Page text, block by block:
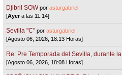
Djibril SOW porasturgabriel
[Ayera las 11:14]
Sevilla "C"porasturgabriel
[Agosto 06, 2026, 18:13 Horas]
Re: Pre Temporada del Sevilla, durante
[Agosto 06, 2026, 18:08 Horas]